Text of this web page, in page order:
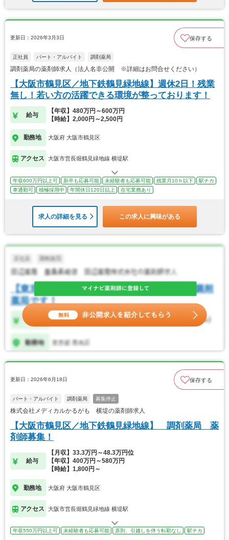
更新日：2026年3月3日 保存する
正社員 パート・アルバイト 調剤薬局
調剤薬局の薬剤師求人（法人名非公開 ※詳細はお問合せください）
【大阪市鶴見区／地下鉄鶴見緑地線】週休2日！残業
無し！若い方の活躍できる環境が整っております！
給与
【年収】480万円～600万円
【時給】2,000円～2,500円
勤務地 大阪府 大阪市鶴見区
アクセス 大阪市営長堀鶴見緑地線 横堤駅
年収600万円以上可 新卒も応募可能 未経験者も応募可能 残業月10ｈ以下
駅チカ
車通勤可
積極採用中 年間休日120日以上 在宅業務あり
求人の詳細を見る この求人に興味がある
更新日：2026年6月18日 保存する
パート・アルバイト 調剤薬局 募集停止
株式会社メディカルかるがも 横堤の薬剤師求人
【大阪市鶴見区／地下鉄鶴見緑地線】 調剤薬局 薬
剤師募集！
給与
【月収】33.3万円～48.3万円位
【年収】400万円～580万円
【時給】1,800円～
勤務地 大阪府 大阪市鶴見区
アクセス 大阪市営長堀鶴見緑地線 横堤駅
年収550万円以上可 未経験者も応募可能 原則、引越しを伴う転勤なし 駅チカ